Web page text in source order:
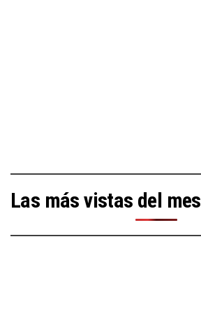
Las más vistas del mes